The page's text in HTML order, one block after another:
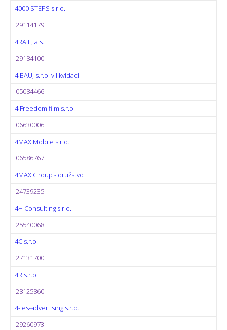
4000 STEPS s.r.o.
29114179
4RAIL, a.s.
29184100
4 BAU, s.r.o. v likvidaci
05084466
4 Freedom film s.r.o.
06630006
4MAX Mobile s.r.o.
06586767
4MAX Group - družstvo
24739235
4H Consulting s.r.o.
25540068
4C s.r.o.
27131700
4R s.r.o.
28125860
4-les-advertising s.r.o.
29260973